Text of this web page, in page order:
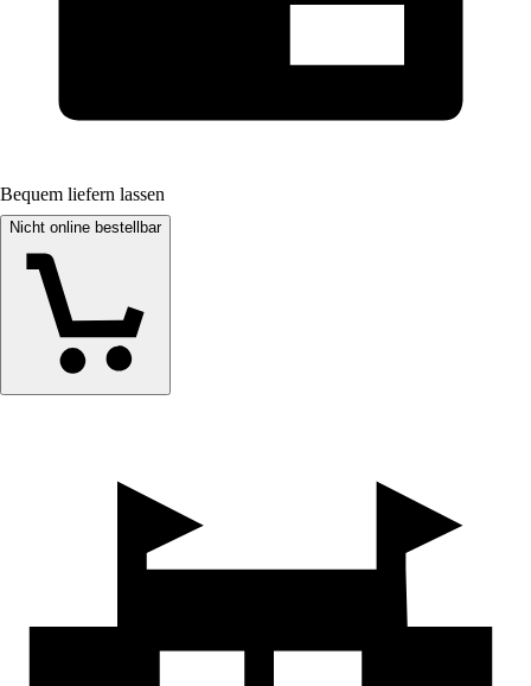
Bequem liefern lassen
Nicht online bestellbar